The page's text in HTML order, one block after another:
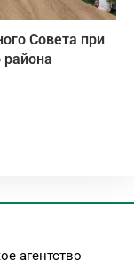
Совета при
агентство